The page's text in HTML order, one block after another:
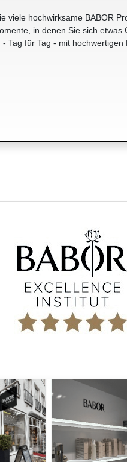
viele hochwirksame BABOR
in denen Sie sich
Tag für Tag - mit